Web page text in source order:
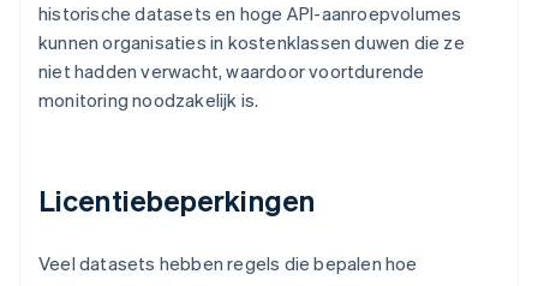
historische datasets en hoge API-aanroepvolumes
kunnen organisaties in kostenklassen duwen die ze
niet hadden verwacht, waardoor voortdurende
monitoring noodzakelijk is.
Licentiebeperkingen
Veel datasets hebben regels die bepalen hoe